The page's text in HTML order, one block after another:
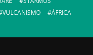
VULCANISMO ÁFRICA